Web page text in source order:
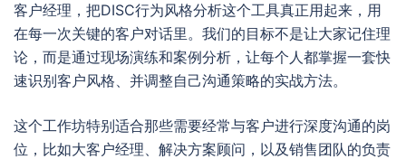
客户经理，把DISC行为风格分析这个工具真正用起来，用
在每一次关键的客户对话里。我们的目标不是让大家记住理
论，而是通过现场演练和案例分析，让每个人都掌握一套快
速识别客户风格、并调整自己沟通策略的实战方法。
这个工作坊特别适合那些需要经常与客户进行深度沟通的岗
位，比如大客户经理、解决方案顾问，以及销售团队的负责